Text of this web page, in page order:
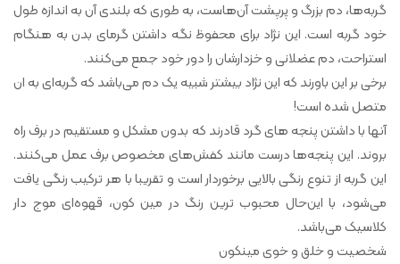
گربه‌ها، دم بزرگ و پرپشت آن‌هاست، به طوری که بلندی آن به اندازه طول
خود گربه است. این نژاد برای محفوظ نگه داشتن گرمای بدن به هنگام
استراحت، دم عضلانی و خزدارشان را دور خود جمع می‌کنند.
برخی بر این باورند که این نژاد بیشتر شبیه یک دم می‌باشد که گربه‌ای به ان
متصل شده است!
آنها با داشتن پنجه های گرد قادرند که بدون مشکل و مستقیم در برف راه
بروند. این پنجه‌ها درست مانند کفش‌های مخصوص برف عمل می‌کنند.
این گربه از تنوع رنگی بالایی برخوردار است و تقریبا با هر ترکیب رنگی یافت
می‌شود، با این‌حال محبوب ترین رنگ در مین کون، قهوه‌ای موج دار
کلاسیک می‌باشد.
شخصیت و خلق و خوی مینکون